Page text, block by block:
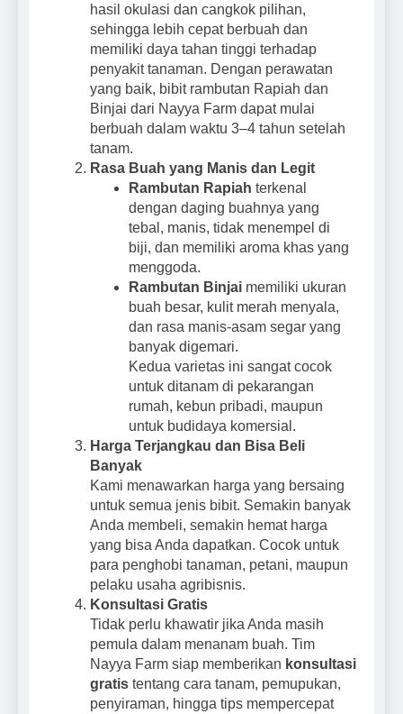
hasil okulasi dan cangkok pilihan,
sehingga lebih cepat berbuah dan
memiliki daya tahan tinggi terhadap
penyakit tanaman. Dengan perawatan
yang baik, bibit rambutan Rapiah dan
Binjai dari Nayya Farm dapat mulai
berbuah dalam waktu 3–4 tahun setelah
tanam.
Rasa Buah yang Manis dan Legit
Rambutan Rapiah terkenal
dengan daging buahnya yang
tebal, manis, tidak menempel di
biji, dan memiliki aroma khas yang
menggoda.
Rambutan Binjai memiliki ukuran
buah besar, kulit merah menyala,
dan rasa manis-asam segar yang
banyak digemari.
Kedua varietas ini sangat cocok
untuk ditanam di pekarangan
rumah, kebun pribadi, maupun
untuk budidaya komersial.
Harga Terjangkau dan Bisa Beli
Banyak
Kami menawarkan harga yang bersaing
untuk semua jenis bibit. Semakin banyak
Anda membeli, semakin hemat harga
yang bisa Anda dapatkan. Cocok untuk
para penghobi tanaman, petani, maupun
pelaku usaha agribisnis.
Konsultasi Gratis
Tidak perlu khawatir jika Anda masih
pemula dalam menanam buah. Tim
Nayya Farm siap memberikan konsultasi
gratis tentang cara tanam, pemupukan,
penyiraman, hingga tips mempercepat